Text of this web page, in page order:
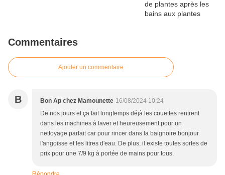
Commentaires
Ajouter un commentaire
B Bon Ap chez Mamounette 16/08/2024 10:24
De nos jours et ça fait longtemps déjà les couettes rentrent
dans les machines à laver et heureusement pour un
nettoyage parfait car pour rincer dans la baignoire bonjour
l'angoisse et les litres d'eau. De plus, il existe toutes sortes de
prix pour une 7/9 kg à portée de mains pour tous.